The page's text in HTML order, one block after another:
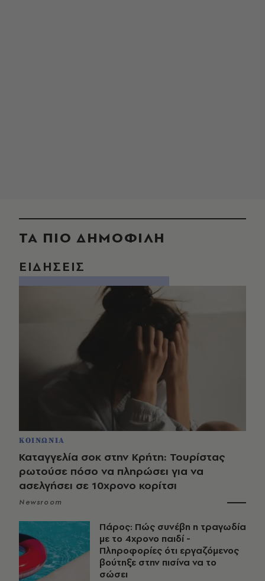
ΤΑ ΠΙΟ ΔΗΜΟΦΙΛΗ
ΕΙΔΗΣΕΙΣ
ΚΟΙΝΩΝΙΑ
Καταγγελία σοκ στην Κρήτη: Τουρίστας
ρωτούσε πόσο να πληρώσει για να
ασελγήσει σε 10χρονο κορίτσι
Newsroom
Πάρος: Πώς συνέβη η τραγωδία
με το 4χρονο παιδί -
Πληροφορίες ότι εργαζόμενος
βούτηξε στην πισίνα να το
σώσει